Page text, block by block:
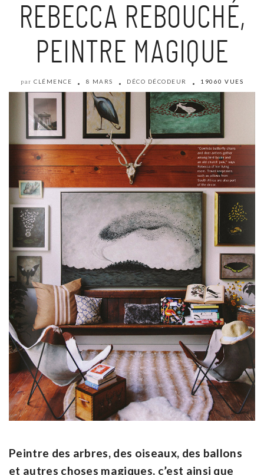
REBECCA REBOUCHÉ,
PEINTRE MAGIQUE
par CLÉMENCE 8 MARS DÉCO DÉCODEUR 19060 VUES
Peintre des arbres, des oiseaux, des ballons
et autres choses magiques, c’est ainsi que